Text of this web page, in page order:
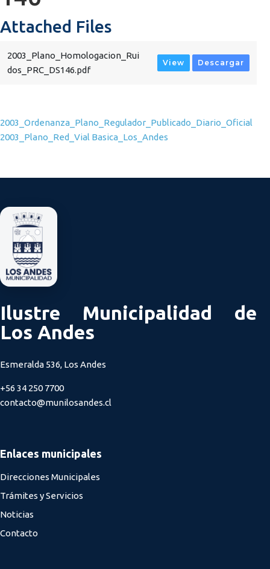
Attached Files
2003_Plano_Homologacion_Rui
dos_PRC_DS146.pdf
View Descargar
Navegación de entradas
2003_Ordenanza_Plano_Regulador_Publicado_Diario_Oficial
2003_Plano_Red_Vial Basica_Los_Andes
Ilustre Municipalidad de
Los Andes
Esmeralda 536, Los Andes
+56 34 250 7700
contacto@munilosandes.cl
Enlaces municipales
Direcciones Municipales
Trámites y Servicios
Noticias
Contacto